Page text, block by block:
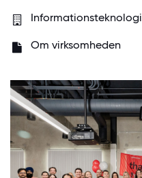
Informationsteknologi
Om virksomheden